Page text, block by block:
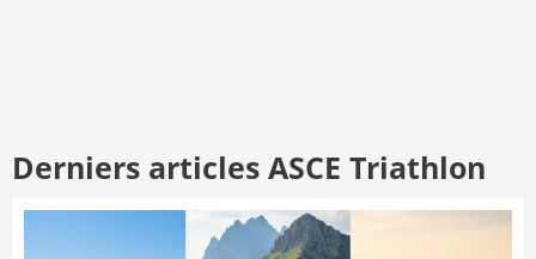
Derniers articles ASCE Triathlon